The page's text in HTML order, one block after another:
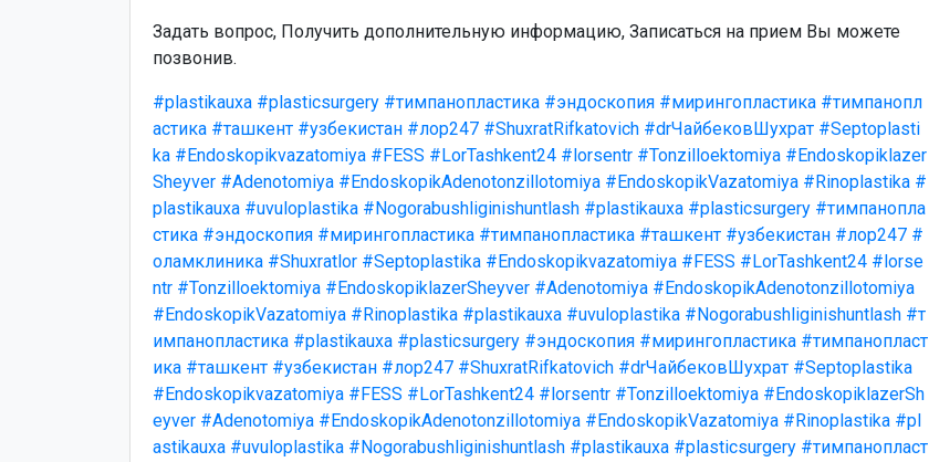
Задать вопрос, Получить дополнительную информацию, Записаться на прием Вы можете
позвонив.
#plastikauxa #plasticsurgery #тимпанопластика #эндоскопия #мирингопластика #тимпанопл
астика #ташкент #узбекистан #лор247 #ShuxratRifkatovich #drЧайбековШухрат #Septoplasti
ka #Endoskopikvazatomiya #FESS #LorTashkent24 #lorsentr #Tonzilloektomiya #Endoskopiklazer
Sheyver #Adenotomiya #EndoskopikAdenotonzillotomiya #EndoskopikVazatomiya #Rinoplastika #
plastikauxa #uvuloplastika #Nogorabushliginishuntlash #plastikauxa #plasticsurgery #тимпанопла
стика #эндоскопия #мирингопластика #тимпанопластика #ташкент #узбекистан #лор247 #
оламклиника #Shuxratlor #Septoplastika #Endoskopikvazatomiya #FESS #LorTashkent24 #lorse
ntr #Tonzilloektomiya #EndoskopiklazerSheyver #Adenotomiya #EndoskopikAdenotonzillotomiya
#EndoskopikVazatomiya #Rinoplastika #plastikauxa #uvuloplastika #Nogorabushliginishuntlash #т
импанопластика #plastikauxa #plasticsurgery #эндоскопия #мирингопластика #тимпанопласт
ика #ташкент #узбекистан #лор247 #ShuxratRifkatovich #drЧайбековШухрат #Septoplastika
#Endoskopikvazatomiya #FESS #LorTashkent24 #lorsentr #Tonzilloektomiya #EndoskopiklazerSh
eyver #Adenotomiya #EndoskopikAdenotonzillotomiya #EndoskopikVazatomiya #Rinoplastika #pl
astikauxa #uvuloplastika #Nogorabushliginishuntlash #plastikauxa #plasticsurgery #тимпанопласт